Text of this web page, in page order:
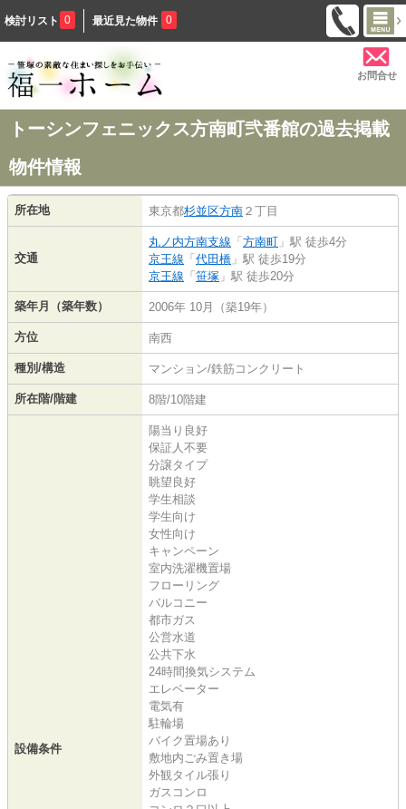
検討リスト 0 最近見た物件 0
お問合せ
トーシンフェニックス方南町弐番館の過去掲載
物件情報
所在地 東京都杉並区方南 ２丁目
交通
丸ノ内方南支線 「方南町 」駅 徒歩4分
京王線 「代田橋 」駅 徒歩19分
京王線 「笹塚 」駅 徒歩20分
築年月（築年数） 2006年 10月（築19年）
方位 南西
種別/構造 マンション/鉄筋コンクリート
所在階/階建 8階/10階建
設備条件
陽当り良好
保証人不要
分譲タイプ
眺望良好
学生相談
学生向け
女性向け
キャンペーン
室内洗濯機置場
フローリング
バルコニー
都市ガス
公営水道
公共下水
24時間換気システム
エレベーター
電気有
駐輪場
バイク置場あり
敷地内ごみ置き場
外観タイル張り
ガスコンロ